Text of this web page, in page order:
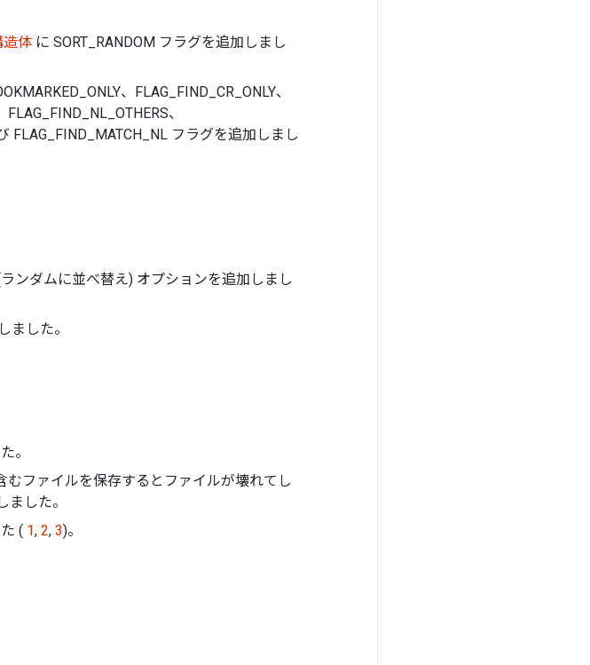
造体 に SORT_RANDOM フラグを追加しまし
、FLAG_FIND_CR_ONLY、
、
FLAG_FIND_MATCH_NL フラグを追加しまし
ンダムに並べ替え) オプションを追加しまし
ました。
。
ファイルを保存するとファイルが壊れてし
した。
( 1, 2, 3)。